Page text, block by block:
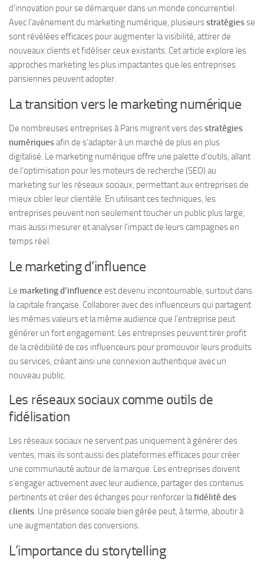
d’innovation pour se démarquer dans un monde concurrentiel.
Avec l’avènement du marketing numérique, plusieursstratégiesse
sont révélées efficaces pour augmenter la visibilité, attirer de
nouveaux clients et fidéliser ceux existants. Cet article explore les
approches marketing les plus impactantes que les entreprises
parisiennes peuvent adopter.
La transition vers le marketing numérique
De nombreuses entreprises à Paris migrent vers desstratégies
numériquesafin de s’adapter à un marché de plus en plus
digitalisé. Le marketing numérique offre une palette d’outils, allant
de l’optimisation pour les moteurs de recherche (SEO) au
marketing sur les réseaux sociaux, permettant aux entreprises de
mieux cibler leur clientèle. En utilisant ces techniques, les
entreprises peuvent non seulement toucher un public plus large,
mais aussi mesurer et analyser l’impact de leurs campagnes en
temps réel.
Le marketing d’influence
Le marketing d’influence est devenu incontournable, surtout dans
la capitale française. Collaborer avec des influenceurs qui partagent
les mêmes valeurs et la même audience que l’entreprise peut
générer un fort engagement. Les entreprises peuvent tirer profit
de la crédibilité de ces influenceurs pour promouvoir leurs produits
ou services, créant ainsi une connexion authentique avec un
nouveau public.
Les réseaux sociaux comme outils de
fidélisation
Les réseaux sociaux ne servent pas uniquement à générer des
ventes, mais ils sont aussi des plateformes efficaces pour créer
une communauté autour de la marque. Les entreprises doivent
s’engager activement avec leur audience, partager des contenus
pertinents et créer des échanges pour renforcer lafidélité des
clients. Une présence sociale bien gérée peut, à terme, aboutir à
une augmentation des conversions.
L’importance du storytelling